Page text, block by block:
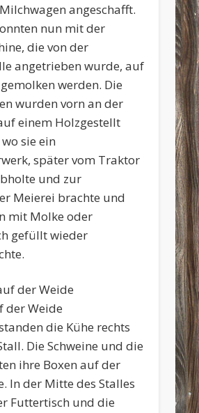
angeschafft.
nun mit der
die von der
angetrieben wurde, auf
werden. Die
wurden vorn an der
einem Holzgestellt
sie ein
später vom Traktor
und zur
Meierei brachte und
mit Molke oder
gefüllt wieder
der Weide
die Kühe rechts
Die Schweine und die
ihre Boxen auf der
In der Mitte des Stalles
Futtertisch und die